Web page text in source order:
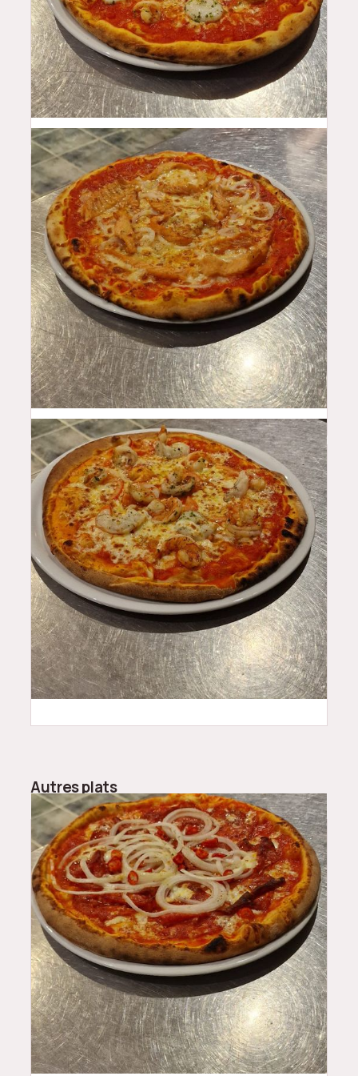
$ 18.5
$ 17
$ 17
Autres plats
$ 15